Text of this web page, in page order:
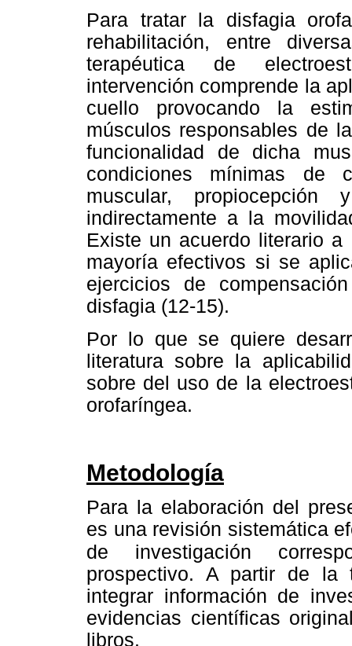
Para tratar la disfagia
rehabilitación, entre
terapéutica de
intervención comprende la
cuello provocando la
músculos responsables de
funcionalidad de dicha
condiciones mínimas de
muscular,
indirectamente a la
Existe un acuerdo literario
mayoría efectivos si se
ejercicios de
disfagia (12-15).
Por lo que se quiere
literatura sobre la
sobre del uso de la
orofaríngea.
Metodología
Para la elaboración del
es una revisión sistemática
de investigación
prospectivo. A partir de la
integrar información de
evidencias científicas
libros.